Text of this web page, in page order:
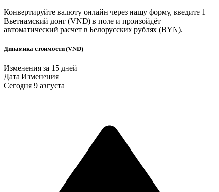
Конвертируйте валюту онлайн через нашу форму, введите 1
Вьетнамский донг (VND) в поле и произойдёт
автоматический расчет в Белорусских рублях (BYN).
Динамика стоимости (VND)
Изменения за 15 дней
Дата Изменения
Сегодня 9 августа